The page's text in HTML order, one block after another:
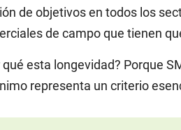
de objetivos en todos los
de campo que tienen
qué esta longevidad? Porque
representa un criterio